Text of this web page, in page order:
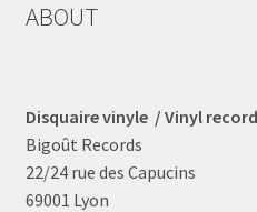
ABOUT
Disquaire vinyle / Vinyl
Bigoût Records
22/24 rue des Capucins
69001 Lyon